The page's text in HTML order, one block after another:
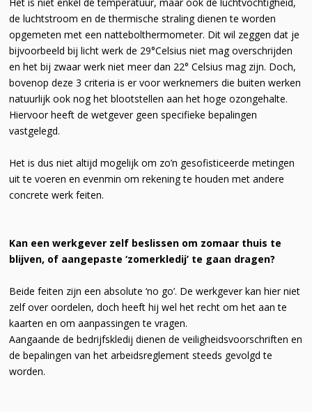
de luchtstroom en de thermische straling dienen te worden
opgemeten met een nattebolthermometer. Dit wil zeggen dat je
bijvoorbeeld bij licht werk de 29°Celsius niet mag overschrijden
en het bij zwaar werk niet meer dan 22° Celsius mag zijn. Doch,
bovenop deze 3 criteria is er voor werknemers die buiten werken
natuurlijk ook nog het blootstellen aan het hoge ozongehalte.
Hiervoor heeft de wetgever geen specifieke bepalingen
vastgelegd.
Het is dus niet altijd mogelijk om zo’n gesofisticeerde metingen
uit te voeren en evenmin om rekening te houden met andere
concrete werk feiten.
Kan een werkgever zelf beslissen om zomaar thuis te
blijven, of aangepaste ‘zomerkledij’ te gaan dragen?
Beide feiten zijn een absolute ‘no go’. De werkgever kan hier niet
zelf over oordelen, doch heeft hij wel het recht om het aan te
kaarten en om aanpassingen te vragen.
Aangaande de bedrijfskledij dienen de veiligheidsvoorschriften en
de bepalingen van het arbeidsreglement steeds gevolgd te
worden.